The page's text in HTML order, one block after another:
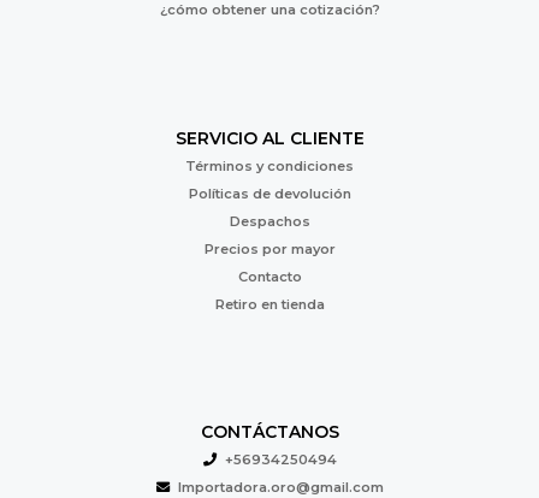
¿cómo obtener una cotización?
SERVICIO AL CLIENTE
Términos y condiciones
Políticas de devolución
Despachos
Precios por mayor
Contacto
Retiro en tienda
CONTÁCTANOS
+56934250494
Importadora.oro@gmail.com